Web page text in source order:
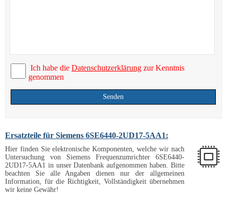
Ich habe die Datenschutzerklärung zur Kenntnis
genommen
Senden
Ersatzteile für Siemens 6SE6440-2UD17-5AA1:
Hier finden Sie elektronische Komponenten, welche wir nach
Untersuchung von Siemens Frequenzumrichter 6SE6440-
2UD17-5AA1 in unser Datenbank aufgenommen haben. Bitte
beachten Sie alle Angaben dienen nur der allgemeinen
Information, für die Richtigkeit, Vollständigkeit übernehmen
wir keine Gewähr!